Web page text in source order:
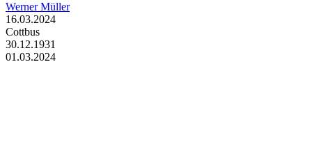
Werner Müller
16.03.2024
Cottbus
30.12.1931
01.03.2024